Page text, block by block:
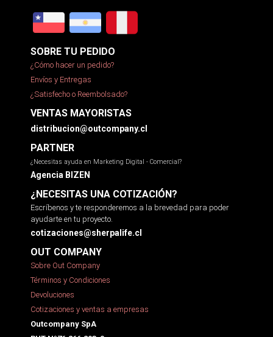
SOBRE TU PEDIDO
¿Cómo hacer un pedido?
Envíos y Entregas
¿Satisfecho o Reembolsado?
VENTAS MAYORISTAS
distribucion@outcompany.cl
PARTNER
¿Necesitas ayuda en Marketing Digital - Comercial?
Agencia BIZEN
¿NECESITAS UNA COTIZACIÓN?
Escríbenos y te responderemos a la brevedad para poder
ayudarte en tu proyecto.
cotizaciones@sherpalife.cl
OUT COMPANY
Sobre Out Company
Términos y Condiciones
Devoluciones
Cotizaciones y ventas a empresas
Outcompany SpA